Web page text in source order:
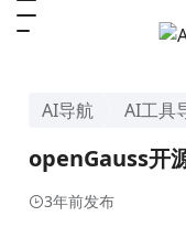
AI导航 AI工具
openGauss开
3年前发布